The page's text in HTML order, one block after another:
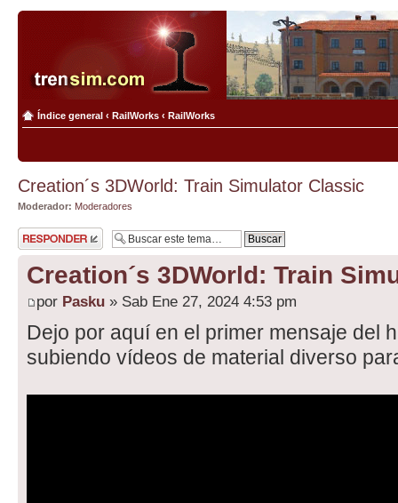
Índice general ‹ RailWorks ‹ RailWorks
Creation´s 3DWorld: Train Simulator Classic
Moderador: Moderadores
Publicar una
respuesta
Creation´s 3DWorld: Train
por Pasku » Sab Ene 27, 2024 4:53 pm
Dejo por aquí en el primer mensaje del
subiendo vídeos de material diverso